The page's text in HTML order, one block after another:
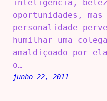
inteligência,
oportunidades, mas
personalidade
humilhar uma
amaldiçoado por
o…
junho 22, 2011